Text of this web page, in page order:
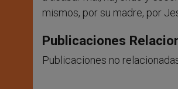
mismos, por su madre, por
Publicaciones
Publicaciones no